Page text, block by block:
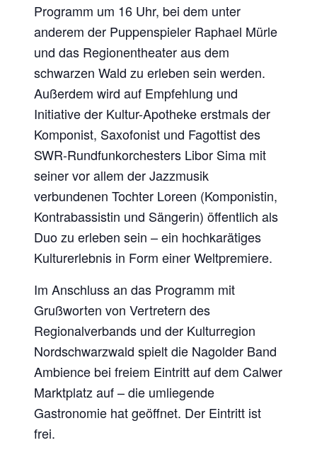
Programm um 16 Uhr, bei dem unter
anderem der Puppenspieler Raphael Mürle
und das Regionentheater aus dem
schwarzen Wald zu erleben sein werden.
Außerdem wird auf Empfehlung und
Initiative der Kultur-Apotheke erstmals der
Komponist, Saxofonist und Fagottist des
SWR-Rundfunkorchesters Libor Sima mit
seiner vor allem der Jazzmusik
verbundenen Tochter Loreen (Komponistin,
Kontrabassistin und Sängerin) öffentlich als
Duo zu erleben sein – ein hochkarätiges
Kulturerlebnis in Form einer Weltpremiere.
Im Anschluss an das Programm mit
Grußworten von Vertretern des
Regionalverbands und der Kulturregion
Nordschwarzwald spielt die Nagolder Band
Ambience bei freiem Eintritt auf dem Calwer
Marktplatz auf – die umliegende
Gastronomie hat geöffnet. Der Eintritt ist
frei.